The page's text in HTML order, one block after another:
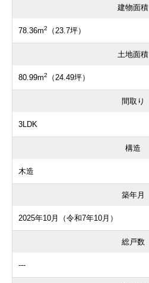
建物面積
78.36m2 （23.7坪）
土地面積
80.99m2 （24.49坪）
間取り
3LDK
構造
木造
築年月
2025年10月（令和7年10月）
総戸数
---